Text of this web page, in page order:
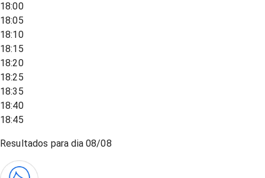
18:00
18:05
18:10
18:15
18:20
18:25
18:35
18:40
18:45
Resultados para dia08/08